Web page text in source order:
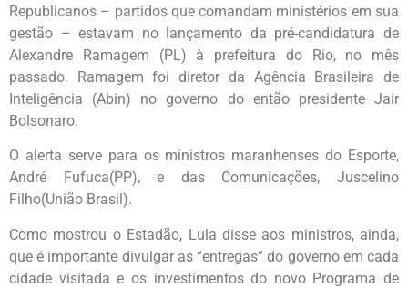
Republicanos – partidos que comandam ministérios em sua
gestão – estavam no lançamento da pré-candidatura de
Alexandre Ramagem (PL) à prefeitura do Rio, no mês
passado. Ramagem foi diretor da Agência Brasileira de
Inteligência (Abin) no governo do então presidente Jair
Bolsonaro.
O alerta serve para os ministros maranhenses do Esporte,
André Fufuca(PP), e das Comunicações, Juscelino
Filho(União Brasil).
Como mostrou o Estadão, Lula disse aos ministros, ainda,
que é importante divulgar as “entregas” do governo em cada
cidade visitada e os investimentos do novo Programa de